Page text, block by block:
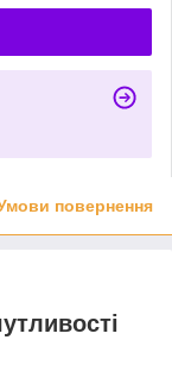
повернення